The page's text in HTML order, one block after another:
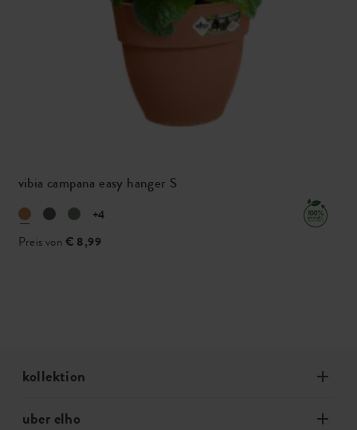
vibia campana easy hanger S
+4
Preis von € 8,99
kollektion
uber elho